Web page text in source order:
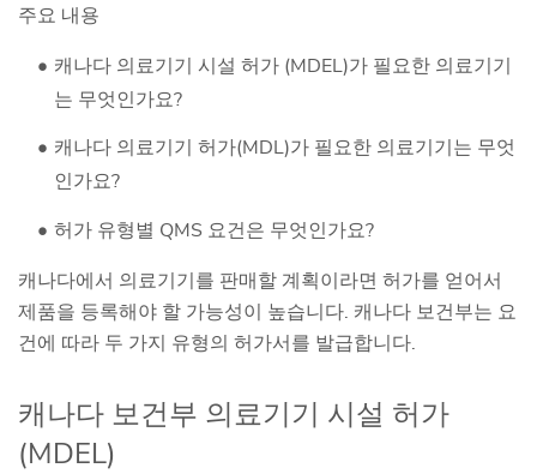
주요 내용
캐나다 의료기기 시설 허가 (MDEL)가 필요한 의료기기
는 무엇인가요?
캐나다 의료기기 허가(MDL)가 필요한 의료기기는 무엇
인가요?
허가 유형별 QMS 요건은 무엇인가요?
캐나다에서 의료기기를 판매할 계획이라면 허가를 얻어서
제품을 등록해야 할 가능성이 높습니다. 캐나다 보건부는 요
건에 따라 두 가지 유형의 허가서를 발급합니다.
캐나다 보건부 의료기기 시설 허가
(MDEL)